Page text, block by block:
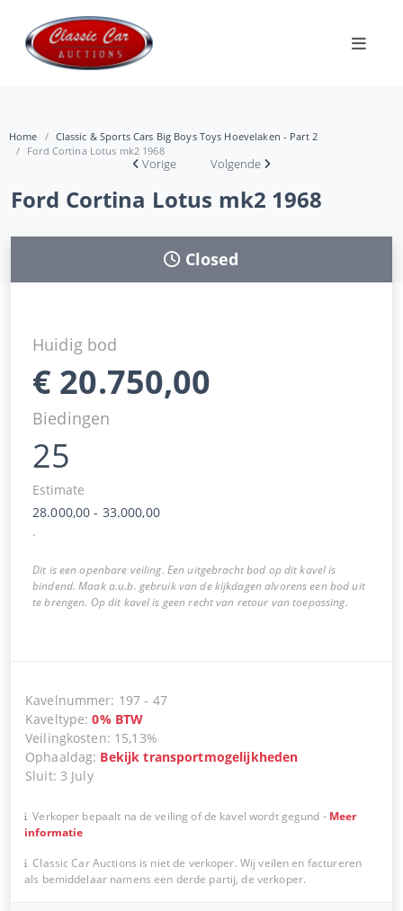
Home
Classic & Sports Cars Big Boys Toys Hoevelaken - Part 2
Ford Cortina Lotus mk2 1968
Vorige Volgende
Ford Cortina Lotus mk2 1968
Closed
Huidig bod
€ 20.750,00
Biedingen
25
Estimate
28.000,00 - 33.000,00
.
Dit is een openbare veiling. Een uitgebracht bod op dit kavel is
bindend. Maak a.u.b. gebruik van de kijkdagen alvorens een bod uit
te brengen. Op dit kavel is geen recht van retour van toepassing.
Kavelnummer: 197 - 47
Kaveltype:0% BTW
Veilingkosten: 15,13%
Ophaaldag: Bekijk transportmogelijkheden
Sluit: 3 July
Verkoper bepaalt na de veiling of de kavel wordt gegund - Meer
informatie
Classic Car Auctions is niet de verkoper. Wij veilen en factureren
als bemiddelaar namens een derde partij, de verkoper.